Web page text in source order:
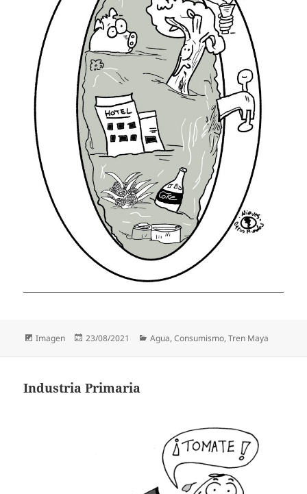
Formato
Imagen
Publicado
23/08/2021 Categorías
Agua,Consumismo,Tren Maya
Industria Primaria